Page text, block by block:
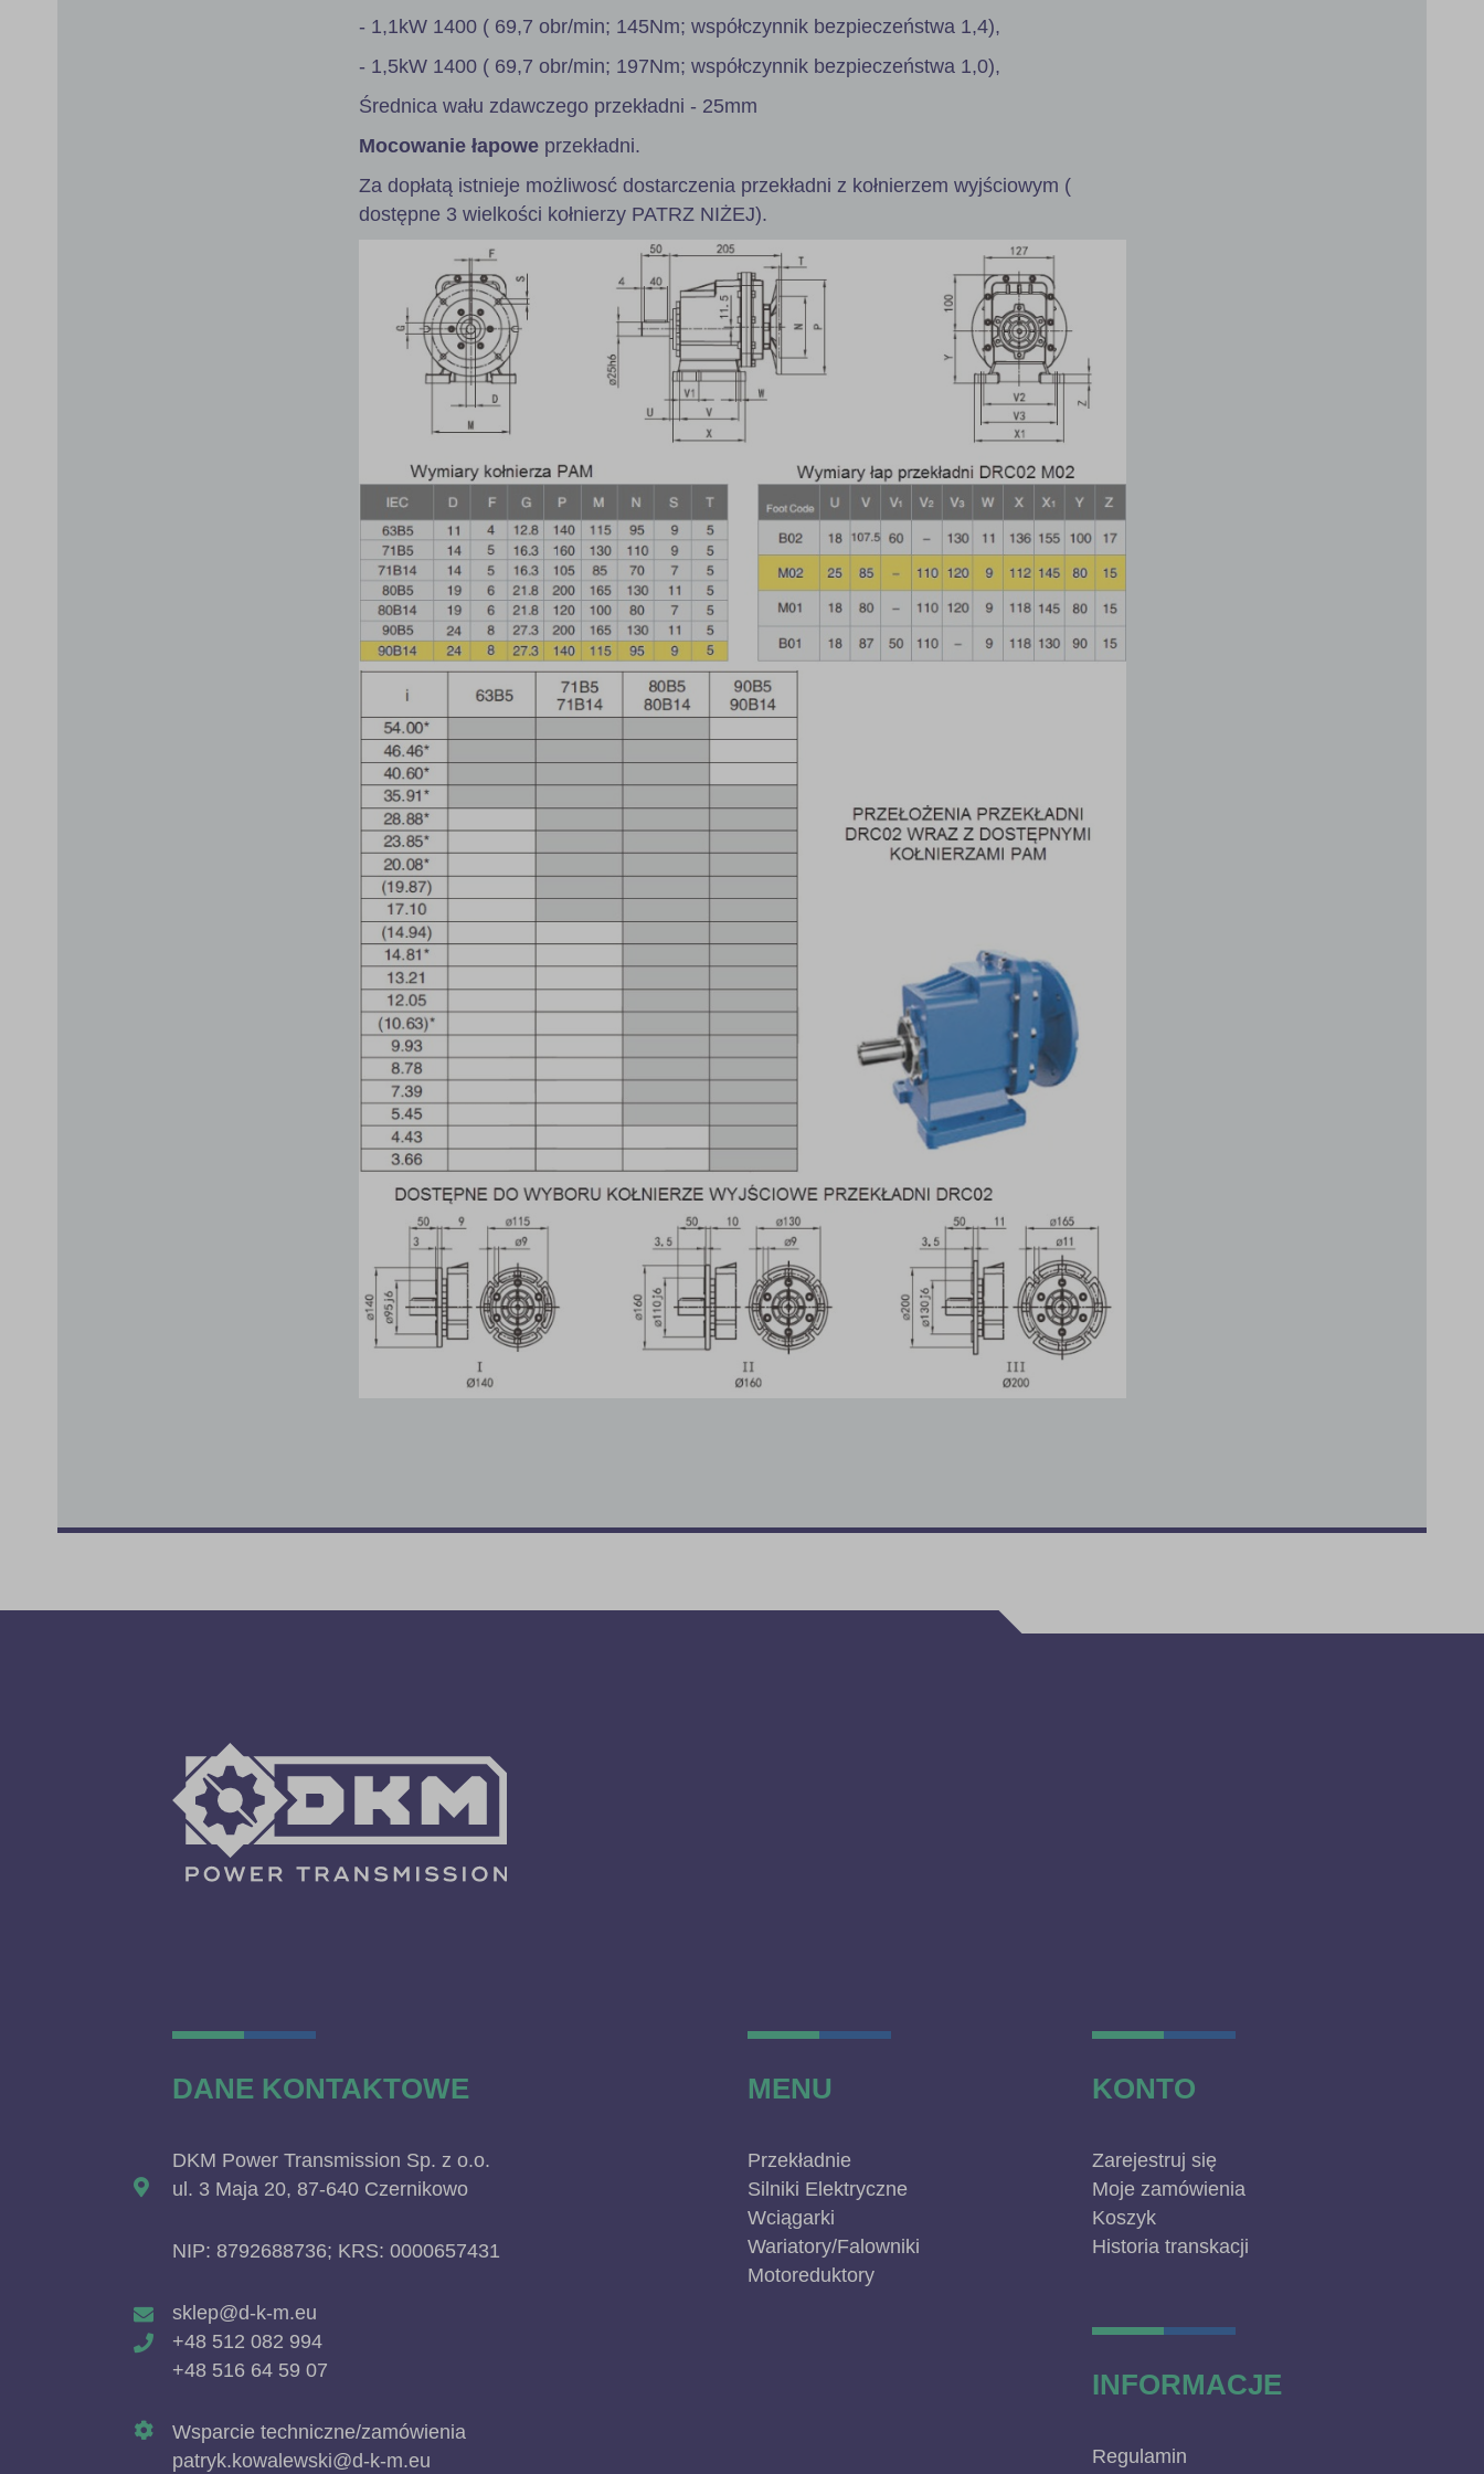
- 1,1kW 1400 ( 69,7 obr/min; 145Nm; współczynnik bezpieczeństwa 1,4),
- 1,5kW 1400 ( 69,7 obr/min; 197Nm; współczynnik bezpieczeństwa 1,0),
Średnica wału zdawczego przekładni - 25mm
Mocowanie łapoweprzekładni.
Za dopłatą istnieje możliwosć dostarczenia przekładni z kołnierzem wyjściowym (
dostępne 3 wielkości kołnierzy PATRZ NIŻEJ).
DANE KONTAKTOWE
DKM Power Transmission Sp. z o.o.
ul. 3 Maja 20, 87-640 Czernikowo
NIP: 8792688736; KRS: 0000657431
sklep@d-k-m.eu
+48 512 082 994
+48 516 64 59 07
Wsparcie techniczne/zamówienia
patryk.kowalewski@d-k-m.eu
MENU
Przekładnie
Silniki Elektryczne
Wciągarki
Wariatory/Falowniki
Motoreduktory
KONTO
Zarejestruj się
Moje zamówienia
Koszyk
Historia transkacji
INFORMACJE
Regulamin